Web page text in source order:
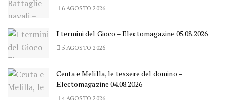
6 AGOSTO 2026
I termini del Gioco – Electomagazine 05.08.2026
5 AGOSTO 2026
Ceuta e Melilla, le tessere del domino –
Electomagazine 04.08.2026
4 AGOSTO 2026